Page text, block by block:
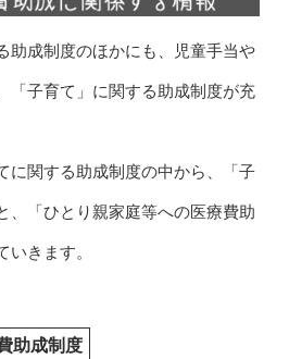
助成制度のほかにも、児童手当や
「子育て」に関する助成制度が充
に関する助成制度の中から、「子
、「ひとり親家庭等への医療費助
いきます。
助成制度